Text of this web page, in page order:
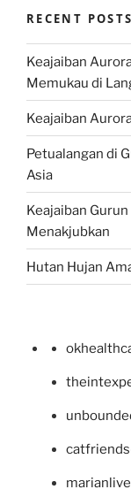
RECENT POSTS
Keajaiban
Memukau di
Keajaiban
Petualangan di
Asia
Keajaiban
Menakjubkan
Hutan Hujan